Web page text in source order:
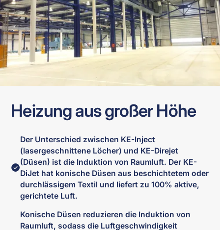
Heizung aus großer Höhe
Der Unterschied zwischen KE-Inject
(lasergeschnittene Löcher) und KE-Direjet
(Düsen) ist die Induktion von Raumluft. Der KE-
DiJet hat konische Düsen aus beschichtetem oder
durchlässigem Textil und liefert zu 100% aktive,
gerichtete Luft.
Konische Düsen reduzieren die Induktion von
Raumluft, sodass die Luftgeschwindigkeit